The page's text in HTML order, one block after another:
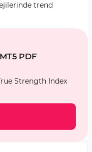
trend
PDF
Strength Index